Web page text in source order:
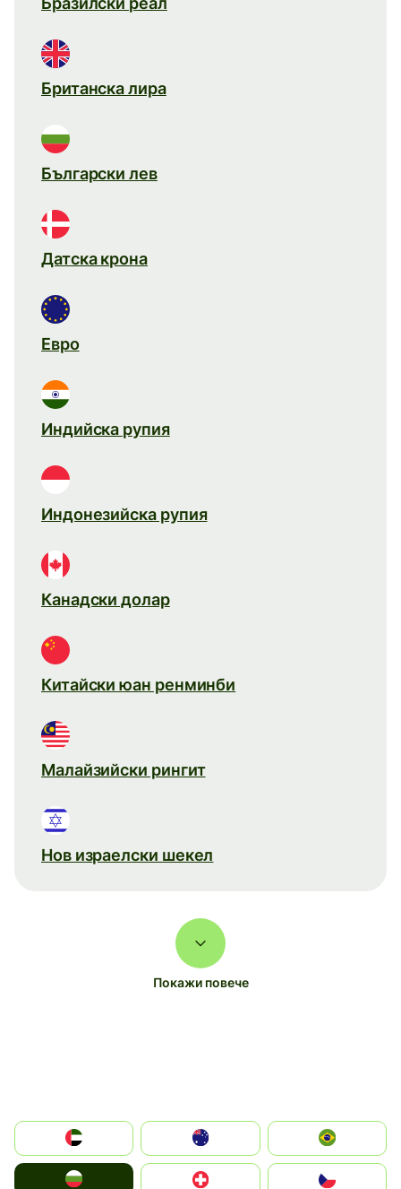
Британска лира
Български лев
Датска крона
Евро
Индийска рупия
Индонезийска рупия
Канадски долар
Китайски юан ренминби
Малайзийски рингит
Нов израелски шекел
Покажи повече
الإمارات العربية المتحدة
Switzerland